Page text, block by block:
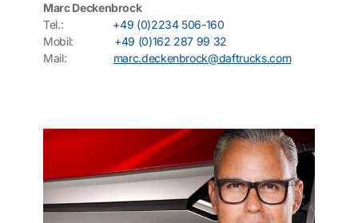
Marc Deckenbrock
Tel.: +49 (0)2234 506-160
Mobil: +49 (0)162 287 99 32
Mail: marc.deckenbrock@daftrucks.com